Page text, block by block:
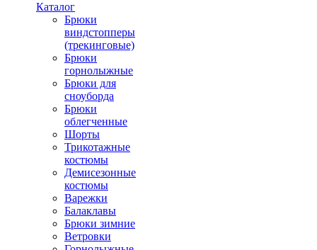
Каталог
Брюки
виндстопперы
(трекинговые)
Брюки
горнолыжные
Брюки для
сноуборда
Брюки
облегченные
Шорты
Трикотажные
костюмы
Демисезонные
костюмы
Варежки
Балаклавы
Брюки зимние
Ветровки